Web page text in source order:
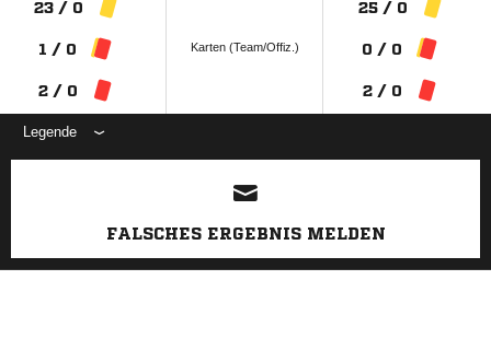
23 / 0
1 / 0
2 / 0
Karten (Team/Offiz.)
25 / 0
0 / 0
2 / 0
Legende
ANZEIGE
FALSCHES ERGEBNIS MELDEN